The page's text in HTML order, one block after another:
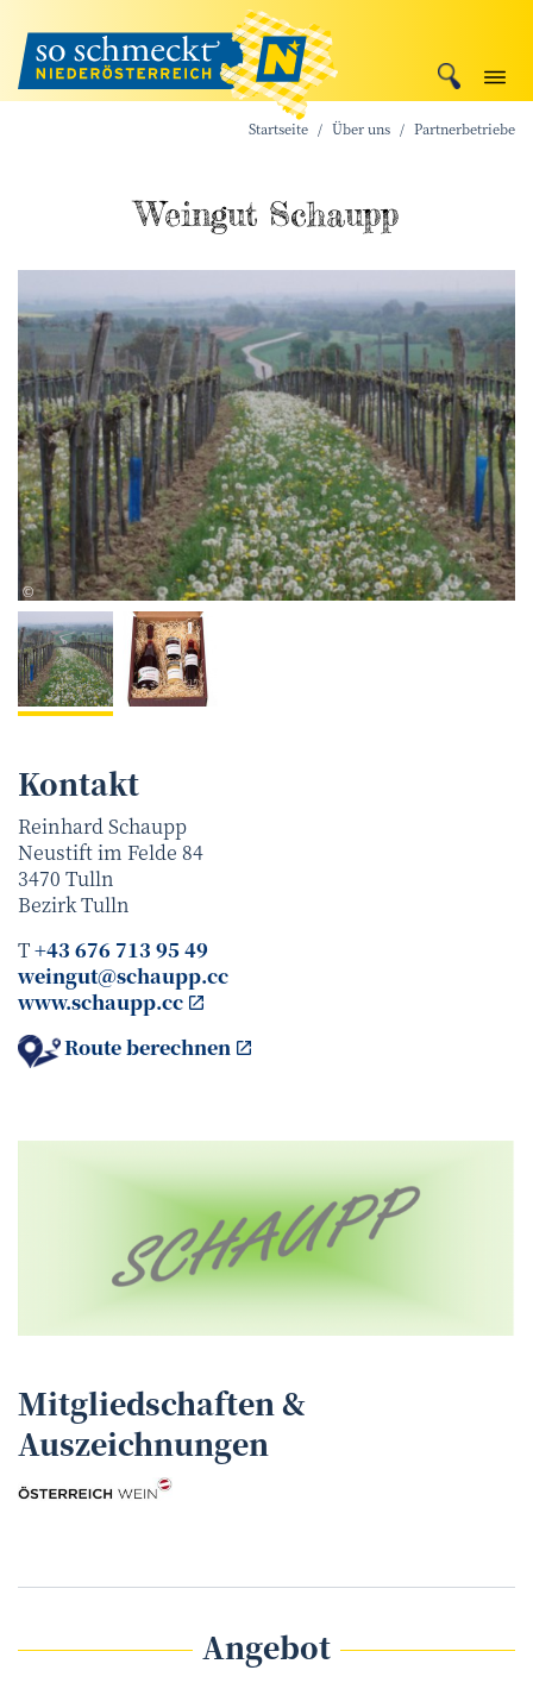
Startseite Über uns Partnerbetriebe
Weingut Schaupp
©schaupp
Kontakt
Reinhard Schaupp
Neustift im Felde 84
3470 Tulln
BezirkTulln
T+43 676 713 95 49
weingut@schaupp.cc
www.schaupp.cc
Route berechnen
Mitgliedschaften &
Auszeichnungen
Angebot